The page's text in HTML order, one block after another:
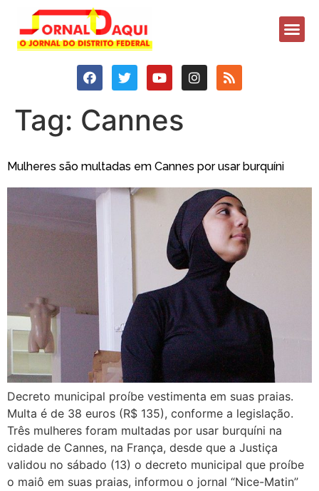
Tag: Cannes
Mulheres são multadas em Cannes por usar burquíni
Decreto municipal proíbe vestimenta em suas praias.
Multa é de 38 euros (R$ 135), conforme a legislação.
Três mulheres foram multadas por usar burquíni na
cidade de Cannes, na França, desde que a Justiça
validou no sábado (13) o decreto municipal que proíbe
o maiô em suas praias, informou o jornal “Nice-Matin”